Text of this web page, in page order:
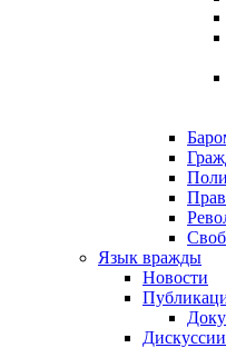
Язык вражды
Новости
Дискуссии